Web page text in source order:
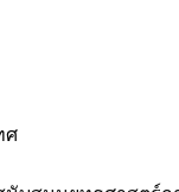
ศ